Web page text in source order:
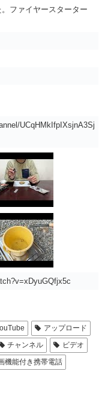
ファイヤースターター
UCqHMkIfpIXsjnA3Sj
アップロード
チャンネル
ビデオ
機能付き携帯電話